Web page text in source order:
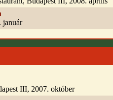
január
III, 2007. október